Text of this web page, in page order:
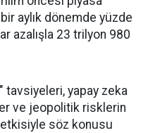
bir aylık dönemde yüzde
azalışla 23 trilyon 980
tavsiyeleri, yapay zeka
ve jeopolitik risklerin
etkisiyle söz konusu